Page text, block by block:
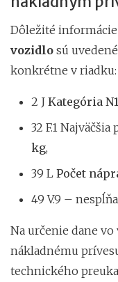
Dôležité
vozidlo sú
konkrétne v riadku:
2 J Kategória N1
32 F.1
kg,
39 L Počet
49 V.9 –
Na určenie dane
nákladnému
technického